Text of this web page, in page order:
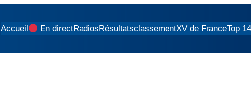
Accueil En directRadiosRésultatsclassementXV de FranceTop 14